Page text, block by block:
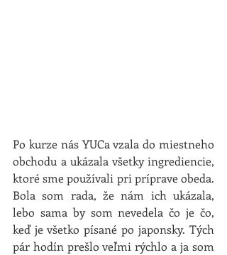
Po kurze nás YUCa vzala do miestneho
obchodu a ukázala všetky ingrediencie,
ktoré sme používali pri príprave obeda.
Bola som rada, že nám ich ukázala,
lebo sama by som nevedela čo je čo,
keď je všetko písané po japonsky. Tých
pár hodín prešlo veľmi rýchlo a ja som